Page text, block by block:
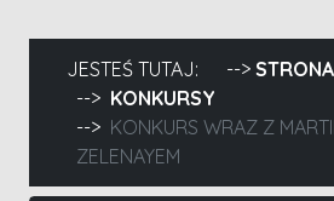
JESTEŚ TUTAJ:
KONKURSY
KONKURS WRAZ Z
ZELENAYEM